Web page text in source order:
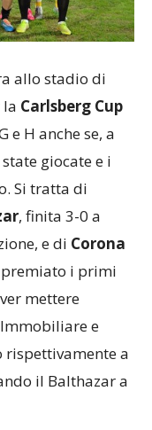
allo stadio di
la Carlsberg Cup
e H anche se, a
giocate e i
Si tratta di
, finita 3-0 a
e di Corona
premiato i primi
mettere
e
rispettivamente a
il Balthazar a